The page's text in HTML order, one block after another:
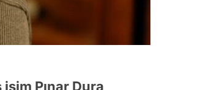
Pınar Dura